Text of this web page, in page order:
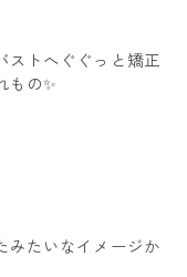
ストへぐぐっと矯正
もの✨
みたいなイメージか